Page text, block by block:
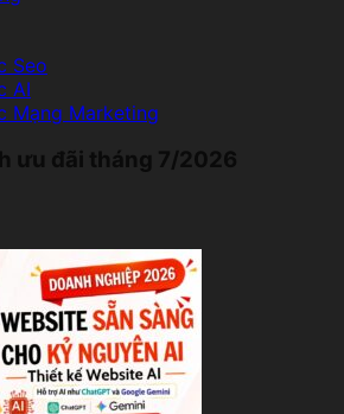
Seo
AI
Mạng Marketing
ưu đãi tháng 7/2026